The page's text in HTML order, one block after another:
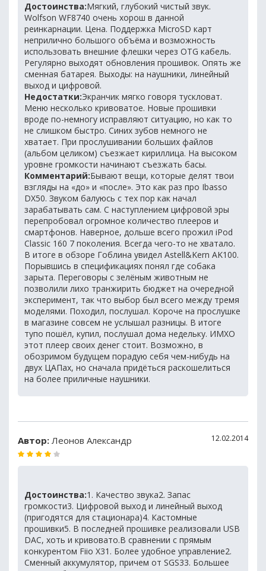
Достоинства:Мягкий, глубокий чистый звук.
Wolfson WF8740 очень хорош в данной
реинкарнации. Цена. Поддержка MicroSD карт
неприлично большого объёма и возможность
использовать внешние флешки через OTG кабель.
Регулярно выходят обновления прошивок. Опять же
сменная батарея. Выходы: на наушники, линейный
выход и цифровой.
Недостатки:Экранчик мягко говоря тускловат.
Меню несколько кривоватое. Новые прошивки
вроде по-немногу исправляют ситуацию, но как то
не слишком быстро. Синих зубов немного не
хватает. При прослушивании больших файлов
(альбом целиком) съезжает кириллица. На высоком
уровне громкости начинают съезжать басы.
Комментарий:Бывают вещи, которые делят твои
взгляды на «до» и «после». Это как раз про Ibasso
DX50. Звуком балуюсь с тех пор как начал
зарабатывать сам. С наступлением цифровой эры
перепробовал огромное количество плееров и
смартфонов. Наверное, дольше всего прожил iPod
Classic 160 7 поколения. Всегда чего-то не хватало.
В итоге в обзоре Гоблина увидел Astell&Kern AK100.
Порывшись в спецификациях понял где собака
зарыта. Переговоры с зелёным животным не
позволили лихо транжирить бюджет на очередной
эксперимент, так что выбор был всего между тремя
моделями. Походил, послушал. Короче на прослушке
в магазине совсем не услышал разницы. В итоге
тупо пошёл, купил, послушал дома недельку. ИМХО
этот плеер своих денег стоит. Возможно, в
обозримом будущем порадую себя чем-нибудь на
двух ЦАПах, но сначала придёться раскошелиться
на более приличные наушники.
Автор: Леонов Александр 12.02.2014
Достоинства:1. Качество звука2. Запас
громкости3. Цифровой выход и линейный выход
(пригодятся для стационара)4. Кастомные
прошивки5. В последней прошивке реализовали USB
DAC, хоть и кривовато.В сравнении с прямым
конкурентом Fiio X31. Более удобное управление2.
Сменный аккумулятор, причем от SGS33. Большее